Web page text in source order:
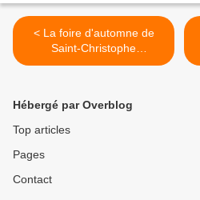
< La foire d'automne de
Saint-Christophe
approche...
Hébergé par Overblog
Top articles
Pages
Contact